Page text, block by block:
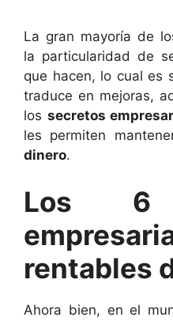
La gran mayoría de
la particularidad de
que hacen, lo cual es
traduce en mejoras,
los secretos
les permiten
dinero.
Los 6
rentables
Ahora bien, en el